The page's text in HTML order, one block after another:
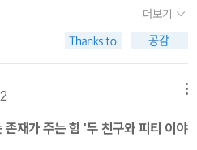
는 좀 천천히 걷자. 우리가 걔들 심부
보며 천천히 걷자.” 삶이란 뭘까
바와 오늘날 살아가는 바를 으레 나
손에 짐을 안기면 그저 빙긋빙긋
이 걸으면 될 뿐이겠지. 누가 나를
맞을게요.” 하고 활짝 웃으면 되겠
블에서 만화로 출간했어요. 제 상상
로 만나서 더 쉽게 이해할수 있었답
있어서 좋았어요. 특히 만화가 있
이 더 이해하기 쉬웠다네요. ^
스타일이라서 본문 내용을 그대로
니 어느것을 먼저 읽어야지 순서
밀려있는데그윽한 커피 홀짝거리며
.사람을 읽다>를 읽고 있다.
.슬픈소설은 조금만 슬퍼도 너
돌아오지 못할지경. 두친구이
시 쳐다보지도 못한다.기쁜 책은
서이론서는 공부하고 파지고 실용
더보기
가 주는 힘 '두 친구와 피티 이야